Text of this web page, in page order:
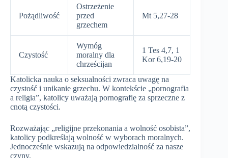
Pożądliwość
Ostrzeżenie
przed
grzechem
Mt 5,27-28
Czystość
Wymóg
moralny dla
chrześcijan
1 Tes 4,7, 1
Kor 6,19-20
Katolicka nauka o seksualności zwraca uwagę na
czystość i unikanie grzechu. W kontekście „pornografia
a religia”, katolicy uważają pornografię za sprzeczne z
cnotą czystości.
Rozważając „religijne przekonania a wolność osobista”,
katolicy podkreślają wolność w wyborach moralnych.
Jednocześnie wskazują na odpowiedzialność za nasze
czyny.